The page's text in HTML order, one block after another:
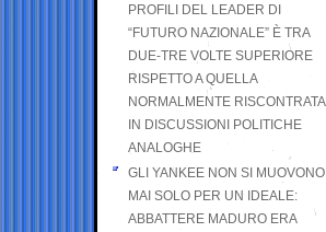
PROFILI DEL LEADER DI
“FUTURO NAZIONALE” È TRA
DUE-TRE VOLTE SUPERIORE
RISPETTO A QUELLA
NORMALMENTE RISCONTRATA
IN DISCUSSIONI POLITICHE
ANALOGHE
GLI YANKEE NON SI MUOVONO
MAI SOLO PER UN IDEALE:
ABBATTERE MADURO ERA